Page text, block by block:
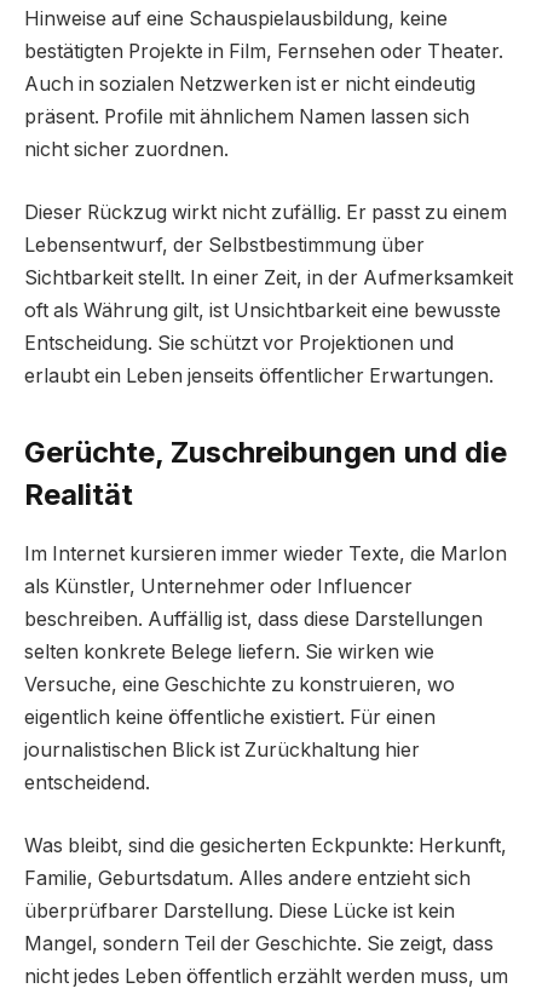
Hinweise auf eine Schauspielausbildung, keine
bestätigten Projekte in Film, Fernsehen oder Theater.
Auch in sozialen Netzwerken ist er nicht eindeutig
präsent. Profile mit ähnlichem Namen lassen sich
nicht sicher zuordnen.
Dieser Rückzug wirkt nicht zufällig. Er passt zu einem
Lebensentwurf, der Selbstbestimmung über
Sichtbarkeit stellt. In einer Zeit, in der Aufmerksamkeit
oft als Währung gilt, ist Unsichtbarkeit eine bewusste
Entscheidung. Sie schützt vor Projektionen und
erlaubt ein Leben jenseits öffentlicher Erwartungen.
Gerüchte, Zuschreibungen und die
Realität
Im Internet kursieren immer wieder Texte, die Marlon
als Künstler, Unternehmer oder Influencer
beschreiben. Auffällig ist, dass diese Darstellungen
selten konkrete Belege liefern. Sie wirken wie
Versuche, eine Geschichte zu konstruieren, wo
eigentlich keine öffentliche existiert. Für einen
journalistischen Blick ist Zurückhaltung hier
entscheidend.
Was bleibt, sind die gesicherten Eckpunkte: Herkunft,
Familie, Geburtsdatum. Alles andere entzieht sich
überprüfbarer Darstellung. Diese Lücke ist kein
Mangel, sondern Teil der Geschichte. Sie zeigt, dass
nicht jedes Leben öffentlich erzählt werden muss, um